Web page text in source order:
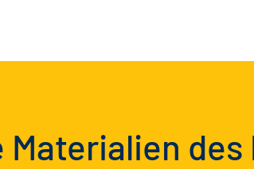
Materialien